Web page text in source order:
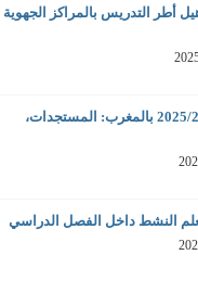
أطر التدريس بالمراكز الجهوية
مباراة توظيف الأساتذة 2025/2026 بالمغرب: المستجدات،
النشط داخل الفصل الدراسي